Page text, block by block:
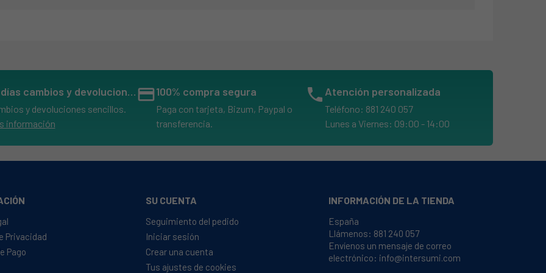
14 días cambios y devoluciones
y devoluciones sencillos.
información
credit_card100% compra segura
Paga con tarjeta, Bizum, Paypal o
transferencia.
phone Atención personalizada
Teléfono: 881 240 057
Lunes a Viernes: 09:00 - 14:00
Privacidad
Pago
SU CUENTA
Seguimiento del pedido
Iniciar sesión
Crear una cuenta
Tus ajustes de cookies
INFORMACIÓN DE LA TIENDA
España
Llámenos: 881 240 057
Envíenos un mensaje de correo
electrónico: info@intersumi.com